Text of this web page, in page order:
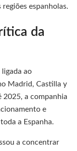
espanholas.
da
ligada ao
Madrid, Castilla y
2025, a companhia
e
a Espanha.
a concentrar